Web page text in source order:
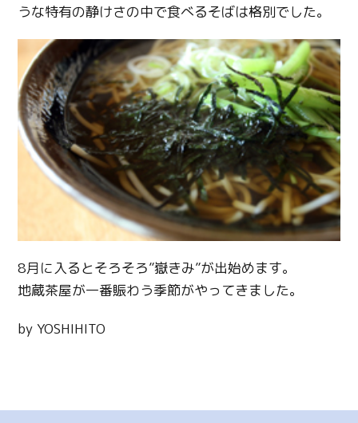
うな特有の静けさの中で食べるそばは格別でした。
8月に入るとそろそろ”嶽きみ”が出始めます。
地蔵茶屋が一番賑わう季節がやってきました。
by YOSHIHITO